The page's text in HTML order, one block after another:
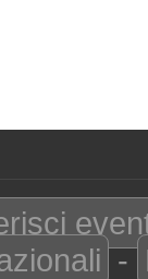
-